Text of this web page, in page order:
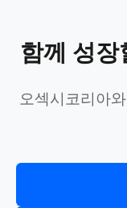
함께 성
오섹시코리아